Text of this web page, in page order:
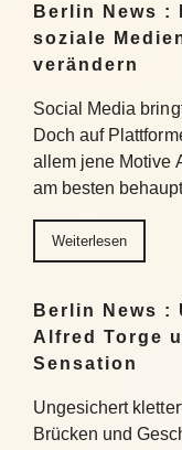
Berlin News :
soziale
verändern
Social Media
Doch auf
allem jene Motive
am besten
Weiterlesen
Berlin News :
Alfred Torge
Sensation
Ungesichert
Brücken und